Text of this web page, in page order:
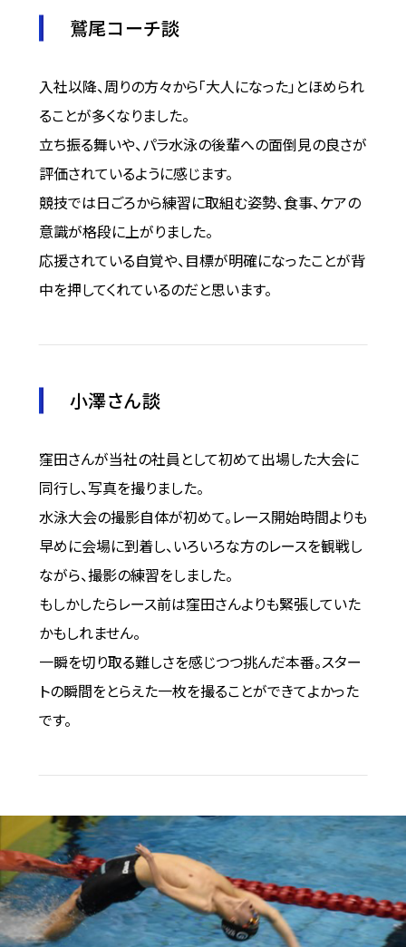
鷲尾コーチ談
入社以降、周りの方々から「大人になった」とほめられ
ることが多くなりました。
立ち振る舞いや、パラ水泳の後輩への面倒見の良さが
評価されているように感じます。
競技では日ごろから練習に取組む姿勢、食事、ケアの
意識が格段に上がりました。
応援されている自覚や、目標が明確になったことが背
中を押してくれているのだと思います。
小澤さん談
窪田さんが当社の社員として初めて出場した大会に
同行し、写真を撮りました。
水泳大会の撮影自体が初めて。レース開始時間よりも
早めに会場に到着し、いろいろな方のレースを観戦し
ながら、撮影の練習をしました。
もしかしたらレース前は窪田さんよりも緊張していた
かもしれません。
一瞬を切り取る難しさを感じつつ挑んだ本番。スター
トの瞬間をとらえた一枚を撮ることができてよかった
です。